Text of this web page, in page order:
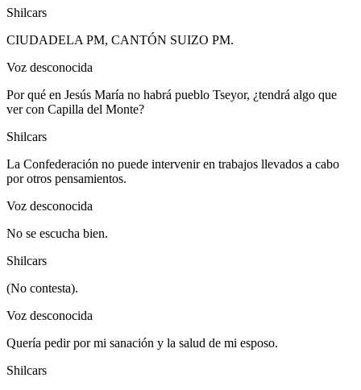
Shilcars
CIUDADELA PM, CANTÓN SUIZO PM.
Voz desconocida
Por qué en Jesús María no habrá pueblo Tseyor, ¿tendrá algo que
ver con Capilla del Monte?
Shilcars
La Confederación no puede intervenir en trabajos llevados a cabo
por otros pensamientos.
Voz desconocida
No se escucha bien.
Shilcars
(No contesta).
Voz desconocida
Quería pedir por mi sanación y la salud de mi esposo.
Shilcars